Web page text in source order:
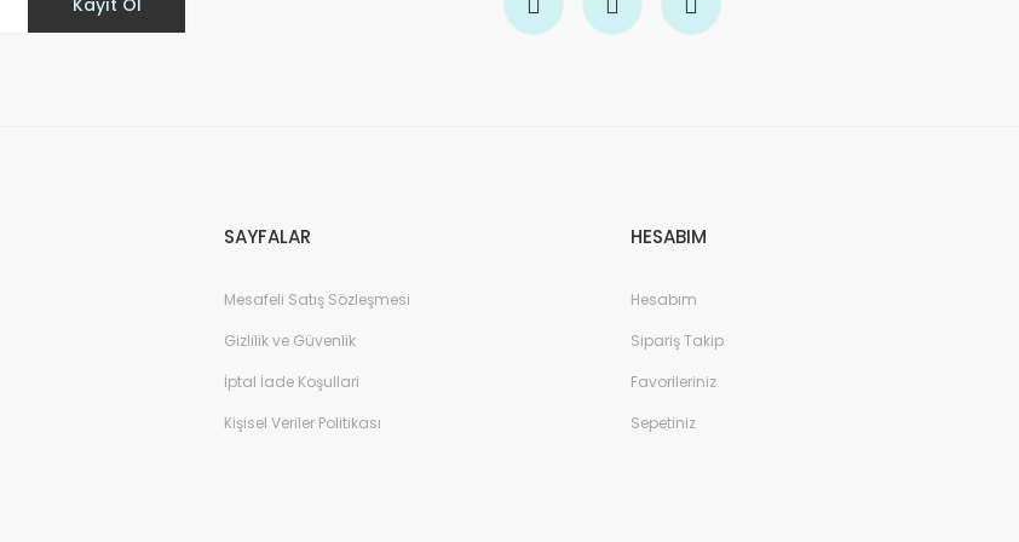
SAYFALAR
Mesafeli Satış Sözleşmesi
Gizlilik ve Güvenlik
İptal İade Koşullari
Kişisel Veriler Politikası
HESABIM
Hesabım
Sipariş Takip
Favorileriniz
Sepetiniz